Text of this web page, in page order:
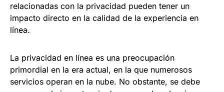
relacionadas con la privacidad pueden tener un
impacto directo en la calidad de la experiencia en
línea.
La privacidad en línea es una preocupación
primordial en la era actual, en la que numerosos
servicios operan en la nube. No obstante, se debe